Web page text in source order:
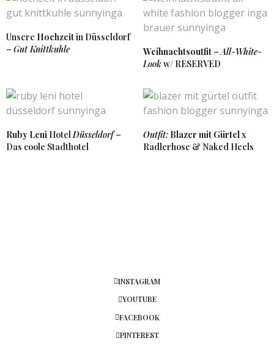
12. DEZEMBER 2016 UM 21:03 UHR
Hi Katrin, ja der Parka ist wirklich toll, ich glaube ich
könnte darin auch schlafen 😀
ich. Würdest du mir verraten wo du diesen gekauft
hast? Deine Fotos sind immer so wunderschön und
ich mag deinen Stil total 🙂
Ich wünsche dir einen guten Start in die neue
Woche.
Liebste Grüße Tamara
Danke für die Info 🙂
Unsere Hochzeitin Düsseldorf
– Gut Knittkuhle Weihnachtsoutfit –All-White-
Lookw/ RESERVED
Ruby Leni HotelDüsseldorf–
Das coole Stadthotel
Outfit: Blazer mit Gürtelx
Radlerhose & Naked Heels
INSTAGRAM
YOUTUBE
FACEBOOK
PINTEREST